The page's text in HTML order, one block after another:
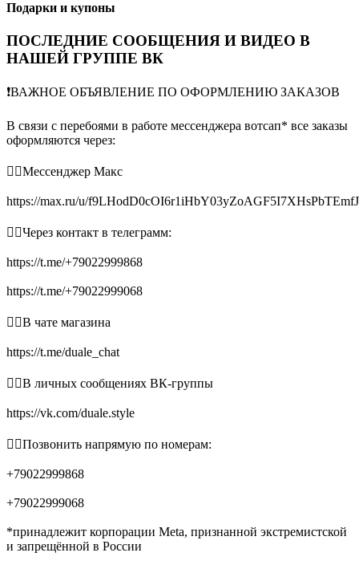
Подарки и купоны
ПОСЛЕДНИЕ СООБЩЕНИЯ И ВИДЕО В
НАШЕЙ ГРУППЕ ВК
❗️ВАЖНОЕ ОБЪЯВЛЕНИЕ ПО ОФОРМЛЕНИЮ ЗАКАЗОВ
В связи с перебоями в работе мессенджера вотсап* все заказы
оформляются через:
👉🏻Мессенджер Макс
https://max.ru/u/
👉🏻Через контакт в телеграмм:
https://t.me/+79022999868
https://t.me/+79022999068
👉🏻В чате магазина
https://t.me/duale_chat
👉🏻В личных сообщениях ВК-группы
https://vk.com/duale.style
👉🏻Позвонить напрямую по номерам:
+79022999868
+79022999068
*принадлежит корпорации Meta, признанной экстремистской
и запрещённой в России